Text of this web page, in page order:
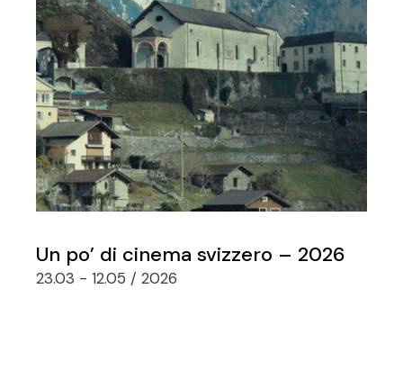
Un po’ di cinema svizzero – 2026
23.03 - 12.05 / 2026